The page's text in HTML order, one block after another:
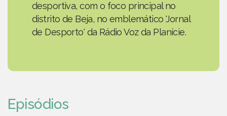
desportiva, com o foco principal no
distrito de Beja, no emblemático 'Jornal
de Desporto' da Rádio Voz da Planície.
Episódios